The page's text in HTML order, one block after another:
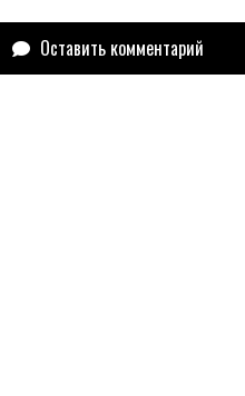
Оставить комментарий